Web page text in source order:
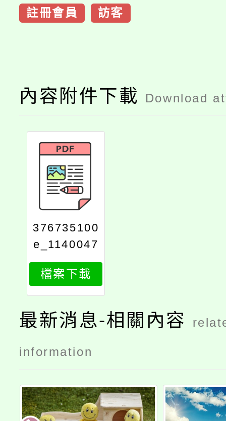
註冊會員 訪客
內容附件下載 Download
376735100
e_1140047
408_attach
1
檔案下載
最新消息-相關內容
information